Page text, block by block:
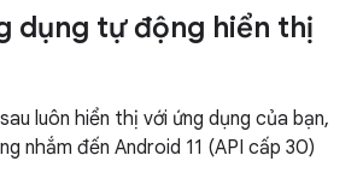
dụng tự động hiển thị
luôn hiển thị với ứng dụng của bạn,
nhắm đến Android 11 (API cấp 30)